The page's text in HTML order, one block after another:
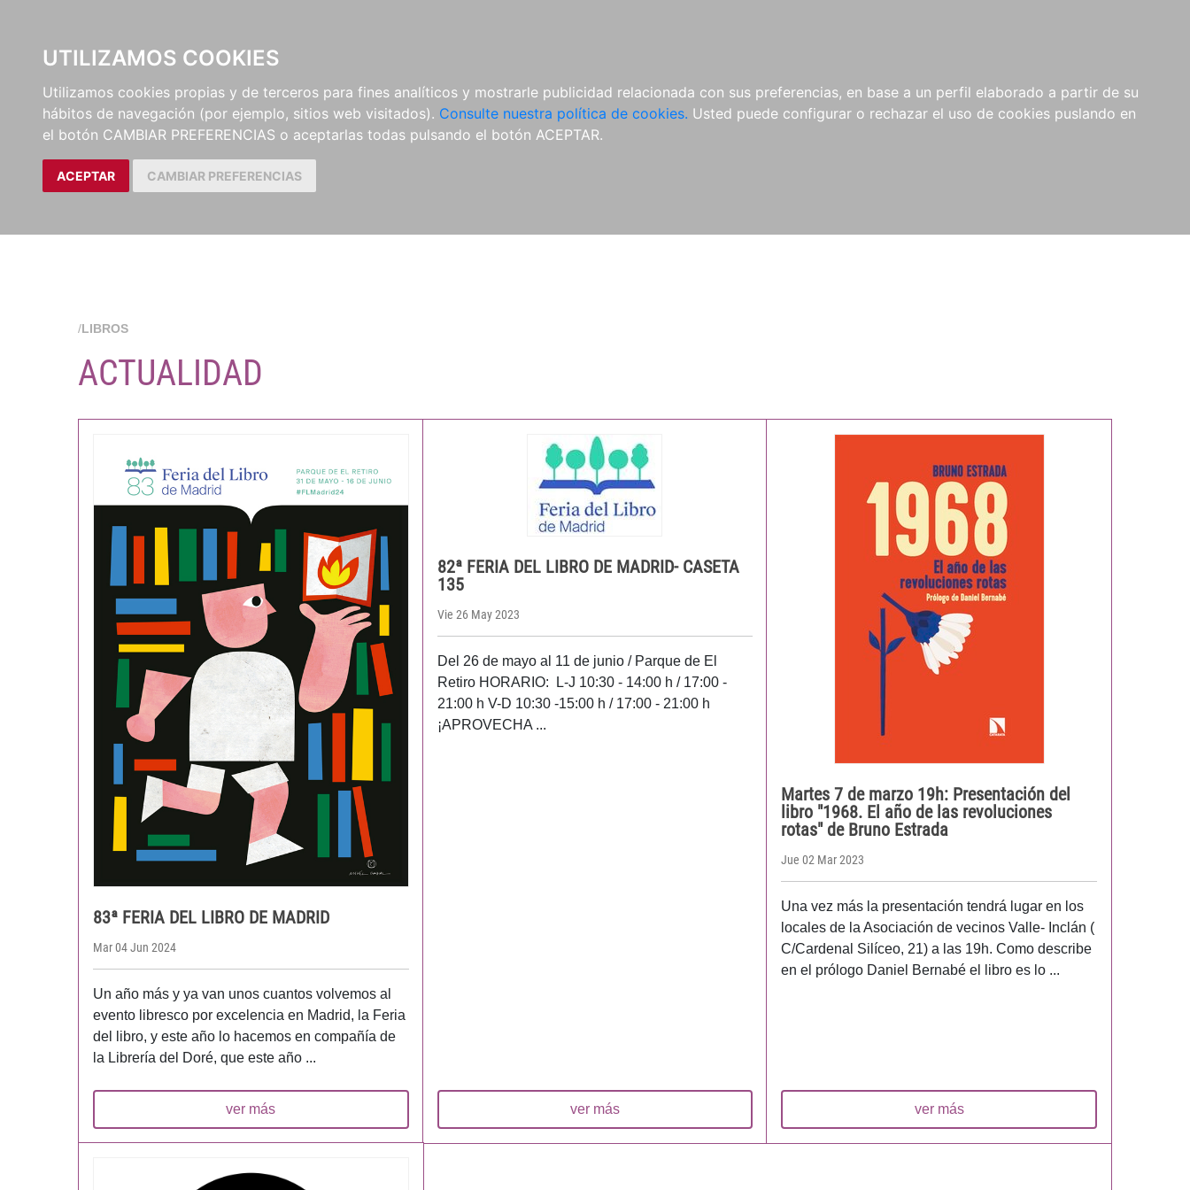
UTILIZAMOS COOKIES
Utilizamos cookies propias y de terceros para fines analíticos y mostrarle publicidad relacionada con sus preferencias, en base a un perfil elaborado a partir de su
hábitos de navegación (por ejemplo, sitios web visitados). Consulte nuestra política de cookies. Usted puede configurar o rechazar el uso de cookies puslando en
el botón CAMBIAR PREFERENCIAS o aceptarlas todas pulsando el botón ACEPTAR.
ACEPTAR CAMBIAR PREFERENCIAS
/LIBROS
ACTUALIDAD
83ª FERIA DEL LIBRO DE MADRID
Mar 04 Jun 2024
Un año más y ya van unos cuantos volvemos al
evento libresco por excelencia en Madrid, la Feria
del libro, y este año lo hacemos en compañía de
la Librería del Doré, que este año ...
ver más
82ª FERIA DEL LIBRO DE MADRID- CASETA
135
Vie 26 May 2023
Del 26 de mayo al 11 de junio / Parque de El
Retiro HORARIO: L-J 10:30 - 14:00 h / 17:00 -
21:00 h V-D 10:30 -15:00 h / 17:00 - 21:00 h
¡APROVECHA ...
ver más
Martes 7 de marzo 19h: Presentación del
libro "1968. El año de las revoluciones
rotas" de Bruno Estrada
Jue 02 Mar 2023
Una vez más la presentación tendrá lugar en los
locales de la Asociación de vecinos Valle- Inclán (
C/Cardenal Silíceo, 21) a las 19h. Como describe
en el prólogo Daniel Bernabé el libro es lo ...
ver más